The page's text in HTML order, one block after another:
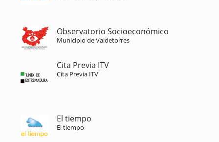
Observatorio Socioeconómico
Municipio de Valdetorres
Cita Previa ITV
Cita Previa ITV
El tiempo
El tiempo